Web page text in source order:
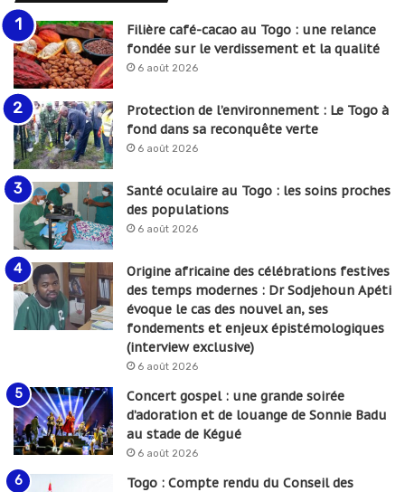
Filière café-cacao au Togo : une relance
fondée sur le verdissement et la qualité
6 août 2026
Protection de l’environnement : Le Togo à
fond dans sa reconquête verte
6 août 2026
Santé oculaire au Togo : les soins proches
des populations
6 août 2026
Origine africaine des célébrations festives
des temps modernes : Dr Sodjehoun Apéti
évoque le cas des nouvel an, ses
fondements et enjeux épistémologiques
(interview exclusive)
6 août 2026
Concert gospel : une grande soirée
d’adoration et de louange de Sonnie Badu
au stade de Kégué
6 août 2026
Togo : Compte rendu du Conseil des